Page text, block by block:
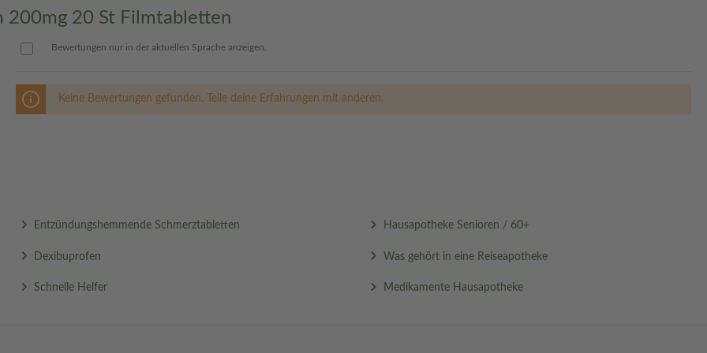
um Wechselwirkungen zu
auftreten. Bei starken
200mg 20 St Filmtabletten
Bewertungen nur in der aktuellen Sprache anzeigen.
Keine Bewertungen gefunden. Teile deine Erfahrungen mit anderen.
Entzündungshemmende Schmerztabletten Hausapotheke Senioren / 60+
Dexibuprofen Was gehört in eine Reiseapotheke
Schnelle Helfer Medikamente Hausapotheke